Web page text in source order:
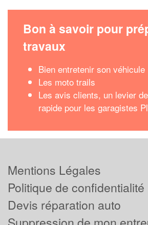
Bon à savoir pour
travaux
Bien entretenir son véhicule
Les moto trails
Les avis clients, un levier
rapide pour les garagistes
Mentions Légales
Politique de confidentialité
Devis réparation auto